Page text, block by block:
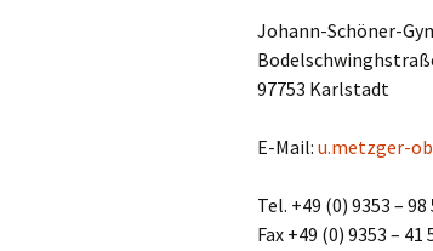
Johann-Schöner-
97753 Karlstadt
E-Mail: u.metzger-
Tel. +49 (0) 9353 – 98
Fax +49 (0) 9353 – 41